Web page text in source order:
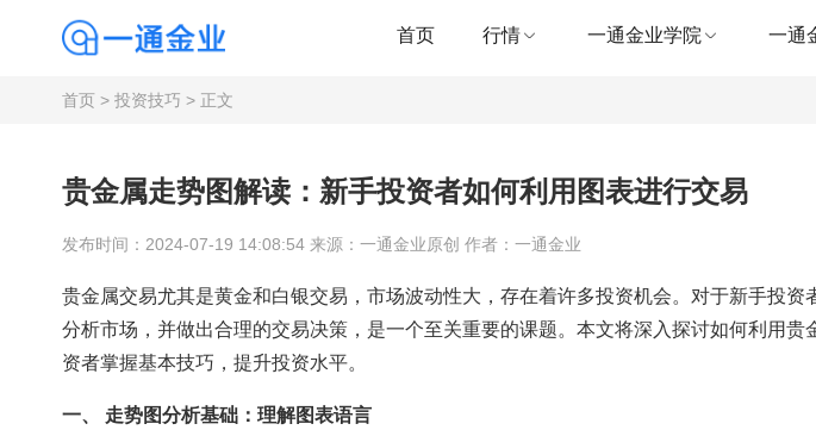
首页 行情 一通金业学院 一通
首页 > 投资技巧 > 正文
贵金属走势图解读：新手投资者如何利用图表进行交易
发布时间：2024-07-19 14:08:54 来源：一通金业原创 作者：一通金业
贵金属交易尤其是黄金和白银交易，市场波动性大，存在着许多投资机会。对于新手投
分析市场，并做出合理的交易决策，是一个至关重要的课题。本文将深入探讨如何利用贵
资者掌握基本技巧，提升投资水平。
一、 走势图分析基础：理解图表语言